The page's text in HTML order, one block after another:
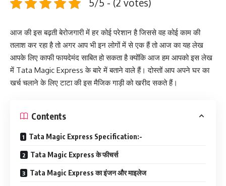
5/5 - (2 votes)
आज की इस बढ़ती बेरोजगारी में हर कोई परेशान है जिससे वह कोई काम की
तलाश कर रहा है तो अगर आप भी इन लोगों में से एक हैं तो आज का यह लेख
आपके लिए काफी फायदेमंद साबित हो सकता है क्योंकि आज हम आपको इस लेख
में Tata Magic Express के बारे में बताने वाले हैं। दोस्तों आप अपने घर का
खर्च चलाने के लिए टाटा की इस मैजिक गाड़ी को खरीद सकते हैं।
Contents
Tata Magic Express Specification:-
Tata Magic Express के फीचर्स
Tata Magic Express का इंजन और माइलेज